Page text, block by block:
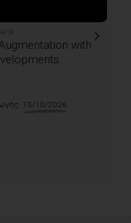
with
15/10/2026